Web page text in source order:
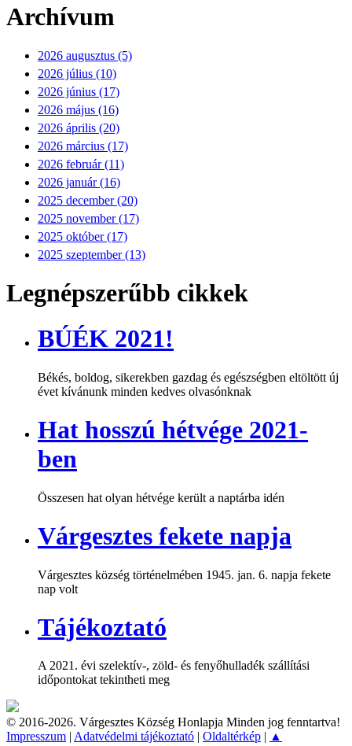
Archívum
2026 augusztus (5)
2026 július (10)
2026 június (17)
2026 május (16)
2026 április (20)
2026 március (17)
2026 február (11)
2026 január (16)
2025 december (20)
2025 november (17)
2025 október (17)
2025 szeptember (13)
Legnépszerűbb cikkek
BÚÉK 2021!
Békés, boldog, sikerekben gazdag és egészségben eltöltött új
évet kívánunk minden kedves olvasónknak
Hat hosszú hétvége 2021-
ben
Összesen hat olyan hétvége került a naptárba idén
Várgesztes fekete napja
Várgesztes község történelmében 1945. jan. 6. napja fekete
nap volt
Tájékoztató
A 2021. évi szelektív-, zöld- és fenyőhulladék szállítási
időpontokat tekintheti meg
© 2016-2026. Várgesztes Község Honlapja Minden jog fenntartva!
Impresszum Adatvédelmi tájékoztató Oldaltérkép
▲